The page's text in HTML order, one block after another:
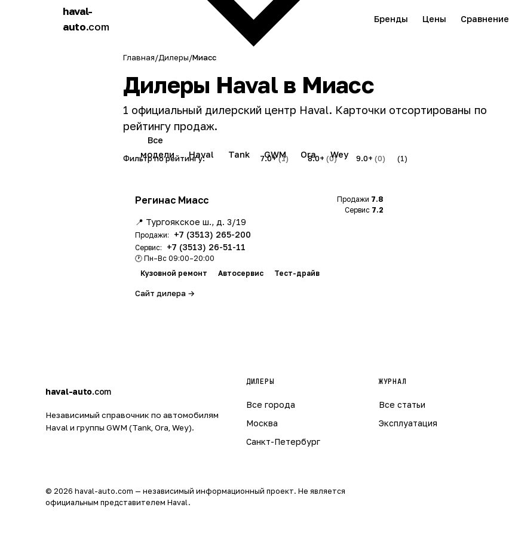
haval-
auto.com
Все
модели
Haval Tank GWM Ora Wey
Бренды Цены Сравнение
Главная/Дилеры/Миасс
Дилеры Haval в Миасс
1 официальный дилерский центр Haval. Карточки отсортированы по
рейтингу продаж.
Фильтр по рейтингу: (1) 7.0+(1) 8.0+ (0) 9.0+ (0) (1)
Регинас Миасс Продажи 7.8
Сервис 7.2
📍 Тургоякское ш., д. 3/19
Продажи: +7 (3513) 265-200
Сервис: +7 (3513) 26-51-11
🕐 Пн–Вс 09:00–20:00
Кузовной ремонт
Автосервис Тест-драйв
Сайт дилера →
a
haval-auto.com
Независимый справочник по автомобилям
Haval и группы GWM (Tank, Ora, Wey).
ДИЛЕРЫ
Все города
Москва
Санкт-Петербург
ЖУРНАЛ
Все статьи
Эксплуатация
© 2026 haval-auto.com — независимый информационный проект. Не является
официальным представителем Haval.